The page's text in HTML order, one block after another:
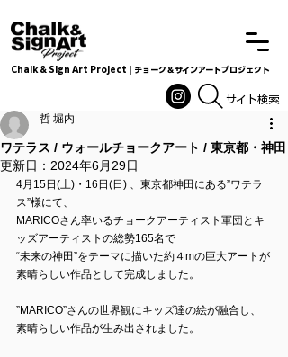
Chalk & Sign Art Project | チョーク＆サインアートプロジェクト
​​​サイト検索
ワテラス / ウォールチョークアート / 東京都・神田
哲 堀内
更新日： 2024年6月29日
4月15日(土)・16日(日) 、東京都神田にある”ワテラ
ス”様にて、
MARICOさん率いるチョークアーティスト軍団とキ
ッズアーティストの総勢165名で
“未来の神田”をテーマに描いた約４mの巨大アートが
素晴らしい作品として完成しました。
”MARICO”さんの世界観にキッズ達の絵が融合し、
素晴らしい作品が生み出されました。